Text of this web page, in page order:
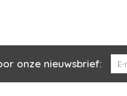
onze nieuwsbrief: